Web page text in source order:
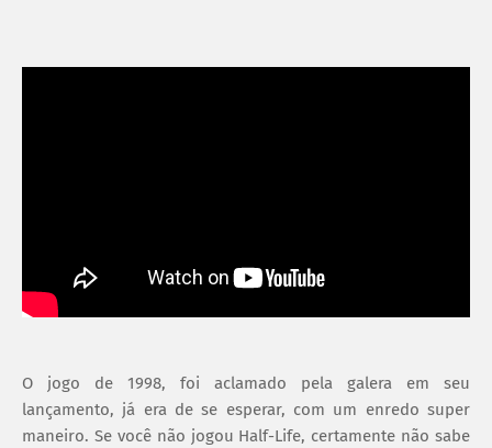
O jogo de 1998, foi aclamado pela galera em seu
lançamento, já era de se esperar, com um enredo super
maneiro. Se você não jogou Half-Life, certamente não sabe